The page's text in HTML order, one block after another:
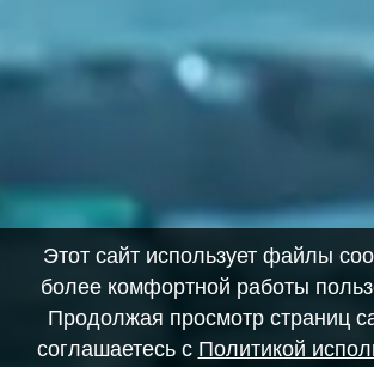
Этот сайт использует файлы
более комфортной работы
Продолжая просмотр страниц
соглашаетесь с Политикой